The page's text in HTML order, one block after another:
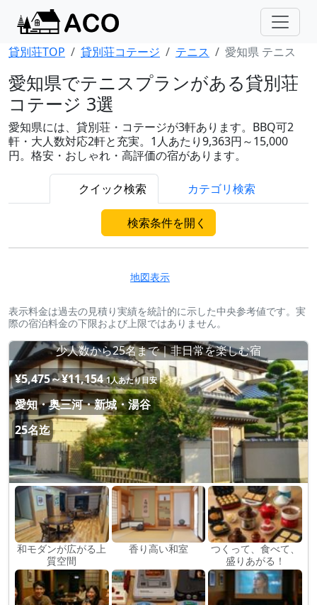
貸別荘TOP 貸別荘コテージ テニス 愛知県 テニス
愛知県でテニスプランがある貸別荘
コテージ 3選
愛知県には、貸別荘・コテージが3軒あります。BBQ可2
軒・大人数対応2軒と充実。1人あたり9,363円～15,000
円。格安・おしゃれ・高評価の宿があります。
クイック検索 カテゴリ検索
検索条件を開く
地図表示
表示料金は過去の見積り実績を統計的に示した中央参考値です。実
際の宿泊料金の下限および上限ではありません。
少人数から25名まで｜非日常を楽しむ宿
¥5,475～¥11,154 1人あたり目安
愛知・奥三河・新城・湯谷
25名迄
和モダンが広がる上
質空間
香り高い和室
つくって、食べて、
盛りあがる！